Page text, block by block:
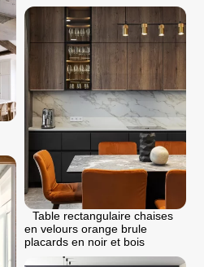
Table rectangulaire chaises
en velours orange brule
placards en noir et bois